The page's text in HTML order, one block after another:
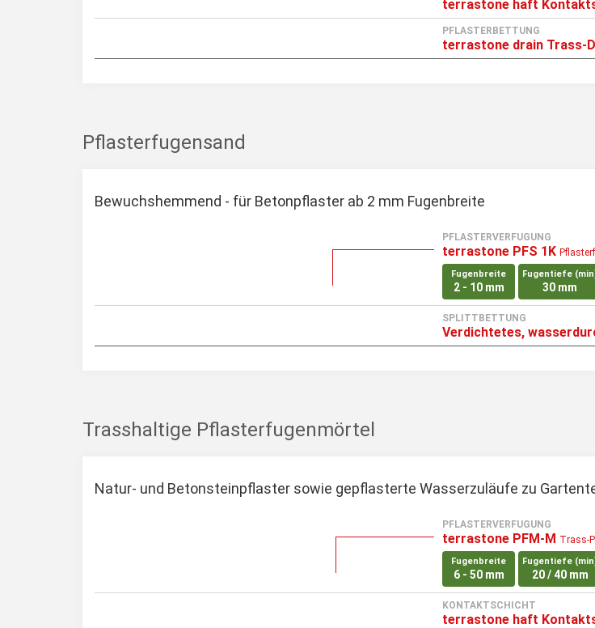
terrastone haft
PFLASTERBETTUNG
terrastone drain Trass-
Pflasterfugensand
Bewuchshemmend - für Betonpflaster ab 2 mm Fugenbreite
PFLASTERVERFUGUNG
terrastone PFS 1K
Fugenbreite
2 - 10 mm
Fugentiefe
30 mm
SPLITTBETTUNG
Verdichtetes,
Trasshaltige Pflasterfugenmörtel
Natur- und Betonsteinpflaster sowie gepflasterte Wasserzuläufe zu
PFLASTERVERFUGUNG
terrastone PFM-M Trass-
Fugenbreite
6 - 50 mm
Fugentiefe
20 / 40 mm
KONTAKTSCHICHT
terrastone haft